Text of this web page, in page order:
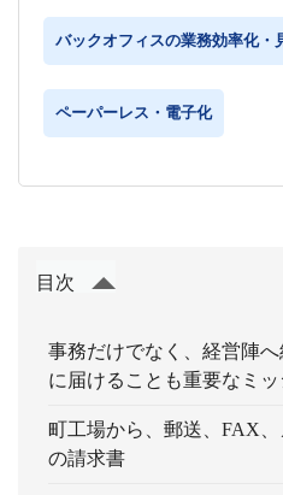
バックオフィスの業務効率化・
ペーパーレス・電子化
目次
事務だけでなく、経営陣
に届けることも重要なミッ
町工場から、郵送、FAX
の請求書